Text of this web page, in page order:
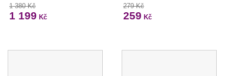
1 380 Kč
1 199 Kč
279 Kč
259 Kč